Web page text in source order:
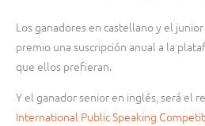
Los ganadores en castellano y el
premio una suscripción anual a la
que ellos prefieran.
Y el ganador senior en inglés, será el
International Public Speaking